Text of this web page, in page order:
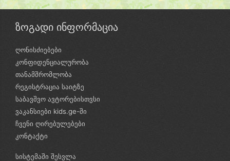
ზოგადი ინფორმაცია
ღონისძიებები
კონფიდენციალურობა
თანამშრომლობა
რეგისტრაცია საიტზე
საბავშვო ავტორებისთვსი
ვაკანსიები kids.ge-ში
ჩვენი ღირებულებები
კონტაქტი
სისტემაში შესვლა